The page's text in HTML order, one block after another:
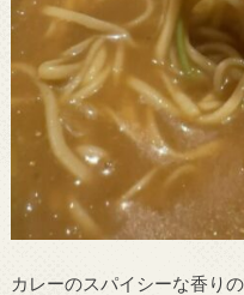
カレーのスパイシーな香り